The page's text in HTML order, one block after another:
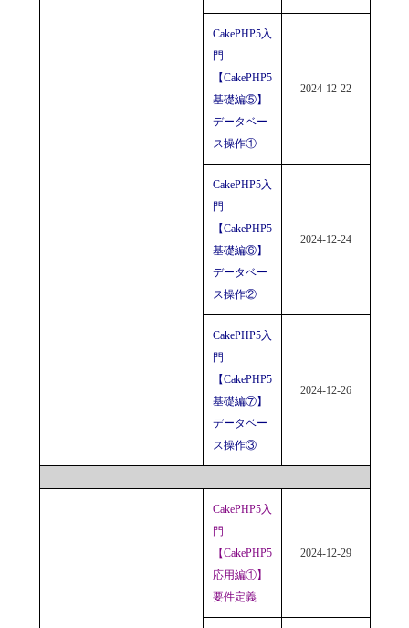
CakePHP5入
門
【CakePHP5
基礎編⑤】
データベー
ス操作①
2024-12-22
CakePHP5入
門
【CakePHP5
基礎編⑥】
データベー
ス操作②
2024-12-24
CakePHP5入
門
【CakePHP5
基礎編⑦】
データベー
ス操作③
2024-12-26
CakePHP5入
門
【CakePHP5
応用編①】
要件定義
2024-12-29